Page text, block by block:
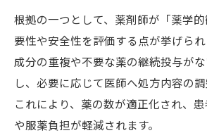
根拠の一つとして、薬剤師が「薬学
要性や安全性を評価する点が挙げら
成分の重複や不要な薬の継続投与が
し、必要に応じて医師へ処方内容の調
これにより、薬の数が適正化され、
や服薬負担が軽減されます。